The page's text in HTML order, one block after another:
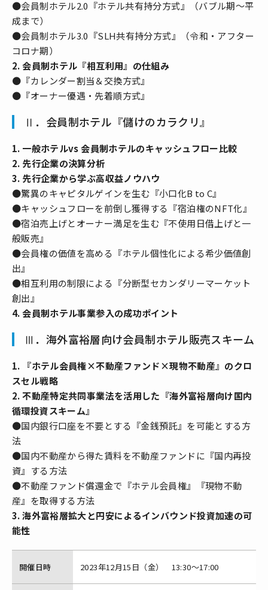
●会員制ホテル2.0『ホテル共有持分方式』（バブル期～平
成まで）
●会員制ホテル3.0『SLH共有持分方式』（令和・アフター
コロナ期）
2. 会員制ホテル『相互利用』の仕組み
●『カレンダー割当＆交換方式』
●『オーナー優遇・先着順方式』
Ⅱ．会員制ホテル『儲けのカラクリ』
1. 一般ホテルvs 会員制ホテルのキャッシュフロー比較
2. 先行企業の決算分析
3. 先行企業から学ぶ高収益ノウハウ
●驚異のキャピタルゲインを生む『小口化B to C』
●キャッシュフローを前倒し獲得する『宿泊権のNFT化』
●宿泊売上げとオーナー満足を生む『不使用日借上げと一
般販売』
●会員権の価値を高める『ホテル個性化による希少価値創
出』
●相互利用の制限による『分断型セカンダリーマーケット
創出』
4. 会員制ホテル事業参入の成功ポイント
Ⅲ．海外富裕層向け会員制ホテル販売スキーム
1. 『ホテル会員権×不動産ファンド×現物不動産』のクロ
スセル戦略
2. 不動産特定共同事業法を活用した『海外富裕層向け国内
循環投資スキーム』
●国内銀行口座を不要とする『金銭預託』を可能とする方
法
●国内不動産から得た賃料を不動産ファンドに『国内再投
資』する方法
●不動産ファンド償還金で『ホテル会員権』『現物不動
産』を取得する方法
3. 海外富裕層拡大と円安によるインバウンド投資加速の可
能性
開催日時 2023年12月15日（金） 13:30～17:00